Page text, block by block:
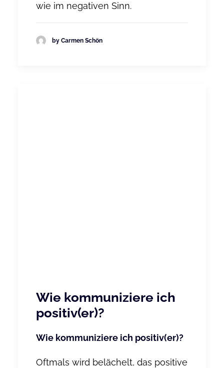
wie im negativen Sinn.
by Carmen Schön
Wie kommuniziere ich
positiv(er)?
Wie kommuniziere ich positiv(er)?
Oftmals wird belächelt, das positive